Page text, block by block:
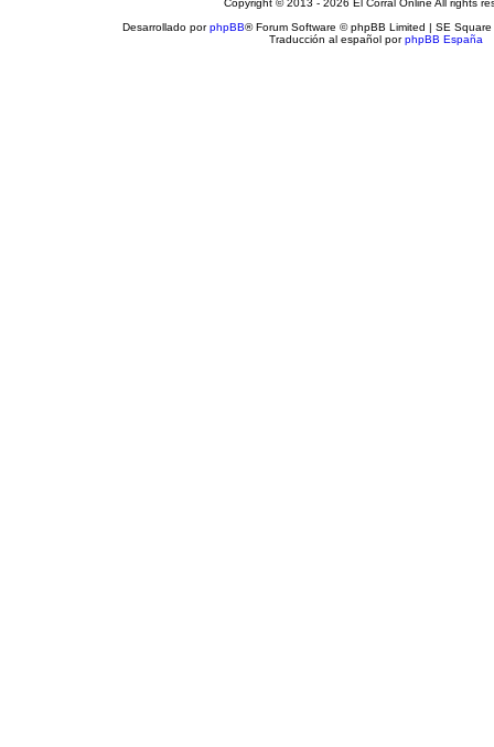
Copyright © 2013 - 2026 El Corral Online All rights
Desarrollado porphpBB® Forum Software © phpBB Limited | SE
Traducción al español porphpBB España